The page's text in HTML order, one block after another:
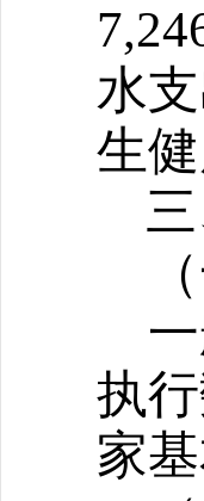
水
生
执
家